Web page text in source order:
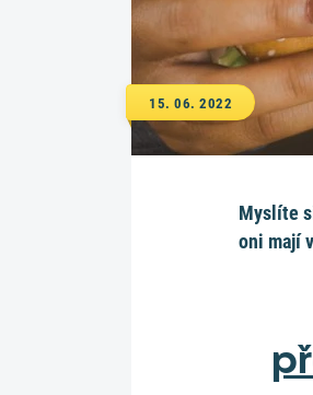
15. 06. 2022
Myslíte
oni mají